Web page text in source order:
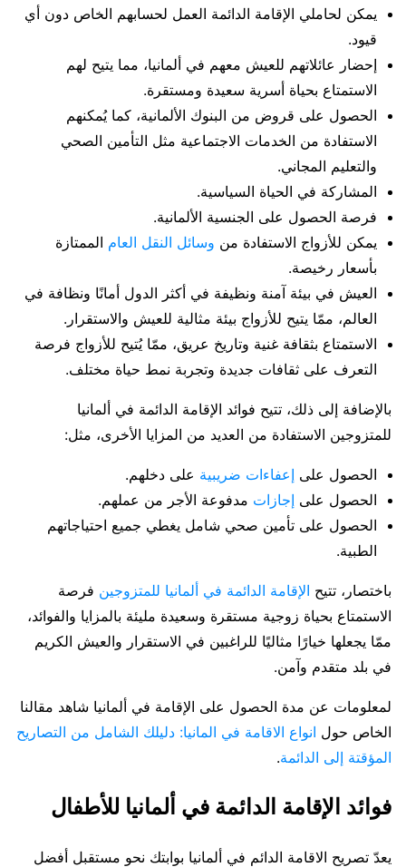
يمكن لحاملي الإقامة الدائمة العمل لحسابهم الخاص دون أي
قيود.
إحضار عائلاتهم للعيش معهم في ألمانيا، مما يتيح لهم
الاستمتاع بحياة أسرية سعيدة ومستقرة.
الحصول على قروض من البنوك الألمانية، كما يُمكنهم
الاستفادة من الخدمات الاجتماعية مثل التأمين الصحي
والتعليم المجاني.
المشاركة في الحياة السياسية.
فرصة الحصول على الجنسية الألمانية.
يمكن للأزواج الاستفادة من وسائل النقل العام الممتازة
بأسعار رخيصة.
العيش في بيئة آمنة ونظيفة في أكثر الدول أمانًا ونظافة في
العالم، ممّا يتيح للأزواج بيئة مثالية للعيش والاستقرار.
الاستمتاع بثقافة غنية وتاريخ عريق، ممّا يُتيح للأزواج فرصة
التعرف على ثقافات جديدة وتجربة نمط حياة مختلف.
بالإضافة إلى ذلك، تتيح فوائد الإقامة الدائمة في ألمانيا
للمتزوجين الاستفادة من العديد من المزايا الأخرى، مثل:
الحصول على إعفاءات ضريبية على دخلهم.
الحصول على إجازات مدفوعة الأجر من عملهم.
الحصول على تأمين صحي شامل يغطي جميع احتياجاتهم
الطبية.
باختصار، تتيح الإقامة الدائمة في ألمانيا للمتزوجين فرصة
الاستمتاع بحياة زوجية مستقرة وسعيدة مليئة بالمزايا والفوائد،
ممّا يجعلها خيارًا مثاليًا للراغبين في الاستقرار والعيش الكريم
في بلد متقدم وآمن.
لمعلومات عن مدة الحصول على الإقامة في ألمانيا شاهد مقالنا
الخاص حول انواع الاقامة في المانيا: دليلك الشامل من التصاريح
المؤقتة إلى الدائمة.
فوائد الإقامة الدائمة في ألمانيا للأطفال
يعدّ تصريح الاقامة الدائم في ألمانيا بوابتك نحو مستقبل أفضل